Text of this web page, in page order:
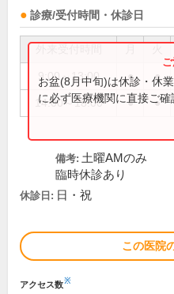
診療/受付時間・休診日
9:00～13:00 ● ●
14:00～18:00 ● ●
お盆(8月中旬)は休診・休
に必ず医療機関に直接ご確
備考: 土曜AMのみ
臨時休診あり
休診日: 日・祝
この医院
アクセス数※